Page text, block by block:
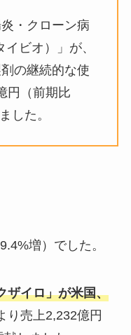
・クローン病
ビオ）」が、
の継続的な使
円（前期比
した。
増）でした。
ザイロ」が米国、
り売上2,232億円